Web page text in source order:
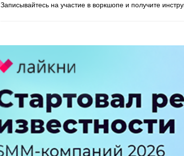
Записывайтесь на участие в воркшопе и получите
©